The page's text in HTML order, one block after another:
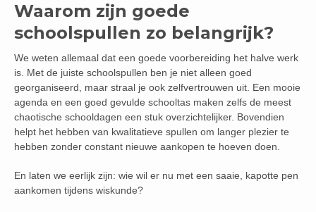
Waarom zijn goede
schoolspullen zo belangrijk?
We weten allemaal dat een goede voorbereiding het halve werk
is. Met de juiste schoolspullen ben je niet alleen goed
georganiseerd, maar straal je ook zelfvertrouwen uit. Een mooie
agenda en een goed gevulde schooltas maken zelfs de meest
chaotische schooldagen een stuk overzichtelijker. Bovendien
helpt het hebben van kwalitatieve spullen om langer plezier te
hebben zonder constant nieuwe aankopen te hoeven doen.
En laten we eerlijk zijn: wie wil er nu met een saaie, kapotte pen
aankomen tijdens wiskunde?